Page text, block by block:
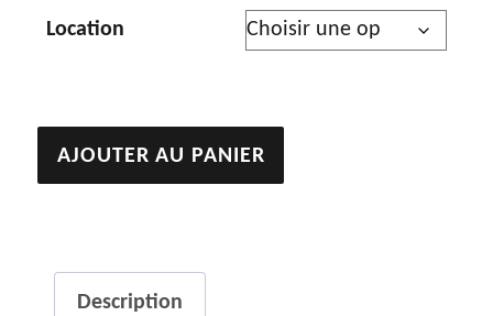
Location
quantité
de
AJOUTER AU PANIER
Description